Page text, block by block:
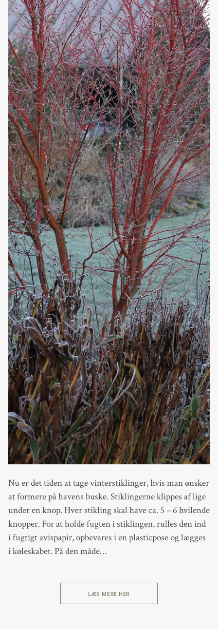
Nu er det tiden at tage vinterstiklinger, hvis man ønsker
at formere på havens buske. Stiklingerne klippes af lige
under en knop. Hver stikling skal have ca. 5 – 6 hvilende
knopper. For at holde fugten i stiklingen, rulles den ind
i fugtigt avispapir, opbevares i en plasticpose og lægges
i køleskabet. På den måde…
LÆS MERE HER